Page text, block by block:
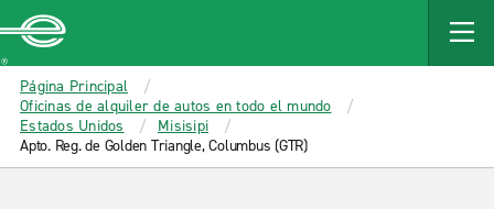
MAIN
CONTENT
Enterprise
Página Principal
Oficinas de alquiler de autos en todo el mundo
Estados Unidos
Misisipi
Apto. Reg. de Golden Triangle, Columbus (GTR)